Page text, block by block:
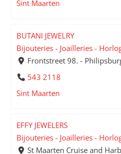
Sint Maarten
BUTANI JEWELRY
Bijouteries - Joailleries -
Frontstreet 98. -
543 2118
Sint Maarten
EFFY JEWELERS
Bijouteries - Joailleries -
St Maarten Cruise and